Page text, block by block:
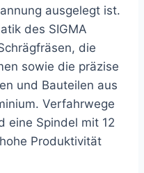
ausgelegt ist.
des SIGMA
die
sowie die präzise
und Bauteilen aus
Verfahrwege
eine Spindel mit 12
Produktivität